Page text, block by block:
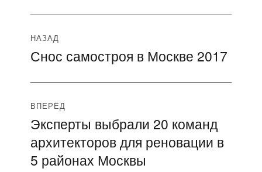
Навигация
по
записям
НАЗАД
Предыдущая
Снос самостроя в Москве 2017
ВПЕРЁД
Следующая
запись:
Эксперты выбрали 20 команд
архитекторов для реновации в
5 районах Москвы